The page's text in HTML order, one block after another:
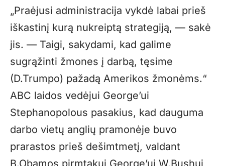
„Praėjusi administracija vykdė labai prieš
iškastinį kurą nukreiptą strategiją, — sakė
jis. — Taigi, sakydami, kad galime
sugrąžinti žmones į darbą, tęsime
(D.Trumpo) pažadą Amerikos žmonėms.“
ABC laidos vedėjui George’ui
Stephanopolous pasakius, kad dauguma
darbo vietų anglių pramonėje buvo
prarastos prieš dešimtmetį, valdant